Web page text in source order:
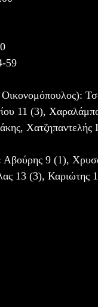
59
11 (3),
Χατζηπαντελής
Αβούρης 9 (1),
13 (3), Καριώτης